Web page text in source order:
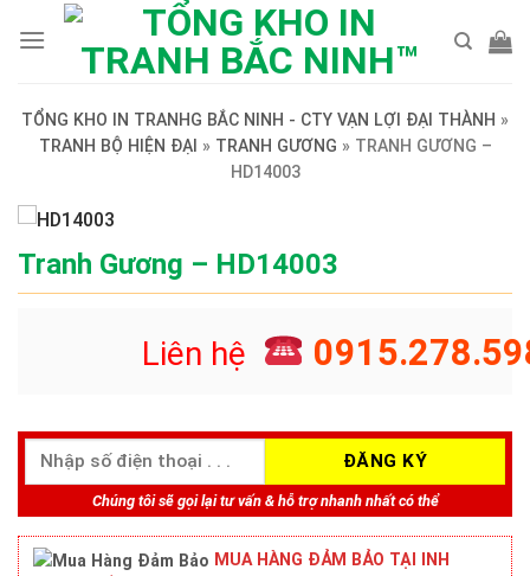
TỔNG KHO IN TRANHG BẮC NINH - CTY VẠN LỢI ĐẠI THÀNH »
TRANH BỘ HIỆN ĐẠI » TRANH GƯƠNG » TRANH GƯƠNG –
HD14003
Tranh Gương – HD14003
Liên hệ
Chúng tôi sẽ gọi lại tư vấn & hỗ trợ nhanh nhất có thể
MUA HÀNG ĐẢM BẢO TẠI INH